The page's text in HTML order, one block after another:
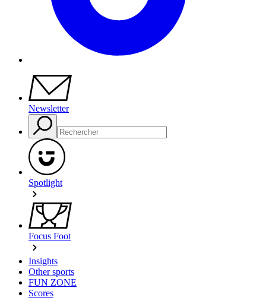
Newsletter
Spotlight
Focus Foot
Insights
Other sports
FUN ZONE
Scores